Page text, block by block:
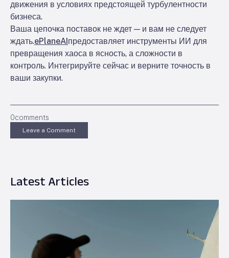
движения в условиях предстоящей турбулентности
бизнеса.
Ваша цепочка поставок не ждет — и вам не следует
ждать.ePlaneAIпредоставляет инструменты ИИ для
превращения хаоса в ясность, а сложности в
контроль. Интегрируйте сейчас и верните точность в
ваши закупки.
0comments
Leave a Comment
Latest Articles